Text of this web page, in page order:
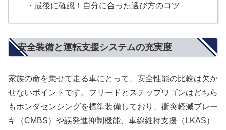
・最後に確認！自分に合った選び方のコツ
安全装備と運転支援システムの充実度
家族の命を乗せて走る車にとって、安全性能の比較は欠か
せないポイントです。フリードとステップワゴンはどちら
もホンダセンシングを標準装備しており、衝突軽減ブレー
キ（CMBS）や誤発進抑制機能、車線維持支援（LKAS）